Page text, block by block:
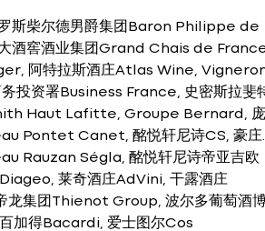
斯柴尔德男爵集团Baron Philippe de
酒窖酒业集团Grand Chais de
阿特拉斯酒庄Atlas Wine,
投资署Business France, 史密斯拉斐
Haut Lafitte, Groupe Bernard, 庞
Pontet Canet, 酩悦轩尼诗CS, 豪庄.
Rauzan Ségla, 酩悦轩尼诗帝亚吉欧
莱奇酒庄AdVini, 干露酒庄
龙集团Thienot Group, 波尔多葡萄酒
加得Bacardi, 爱士图尔Cos